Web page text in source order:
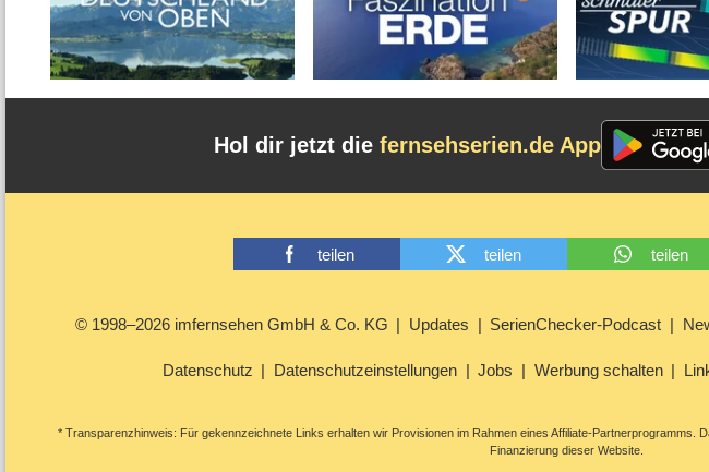
Hol dir jetzt die fernsehserien.de App
teilen teilen teilen
© 1998–2026 imfernsehen GmbH & Co. KG Updates SerienChecker-Podcast
Datenschutz Datenschutzeinstellungen Jobs Werbung schalten
* Transparenzhinweis: Für gekennzeichnete Links erhalten wir Provisionen im Rahmen eines Affiliate-Partnerprogramms.
Finanzierung dieser Website.